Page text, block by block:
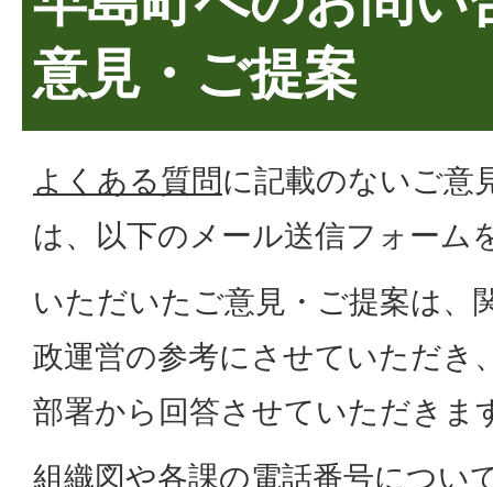
意見・ご提案
よくある質問に記載のないご意
は、以下のメール送信フォーム
いただいたご意見・ご提案は、
政運営の参考にさせていただき
部署から回答させていただきま
組織図や各課の電話番号につい